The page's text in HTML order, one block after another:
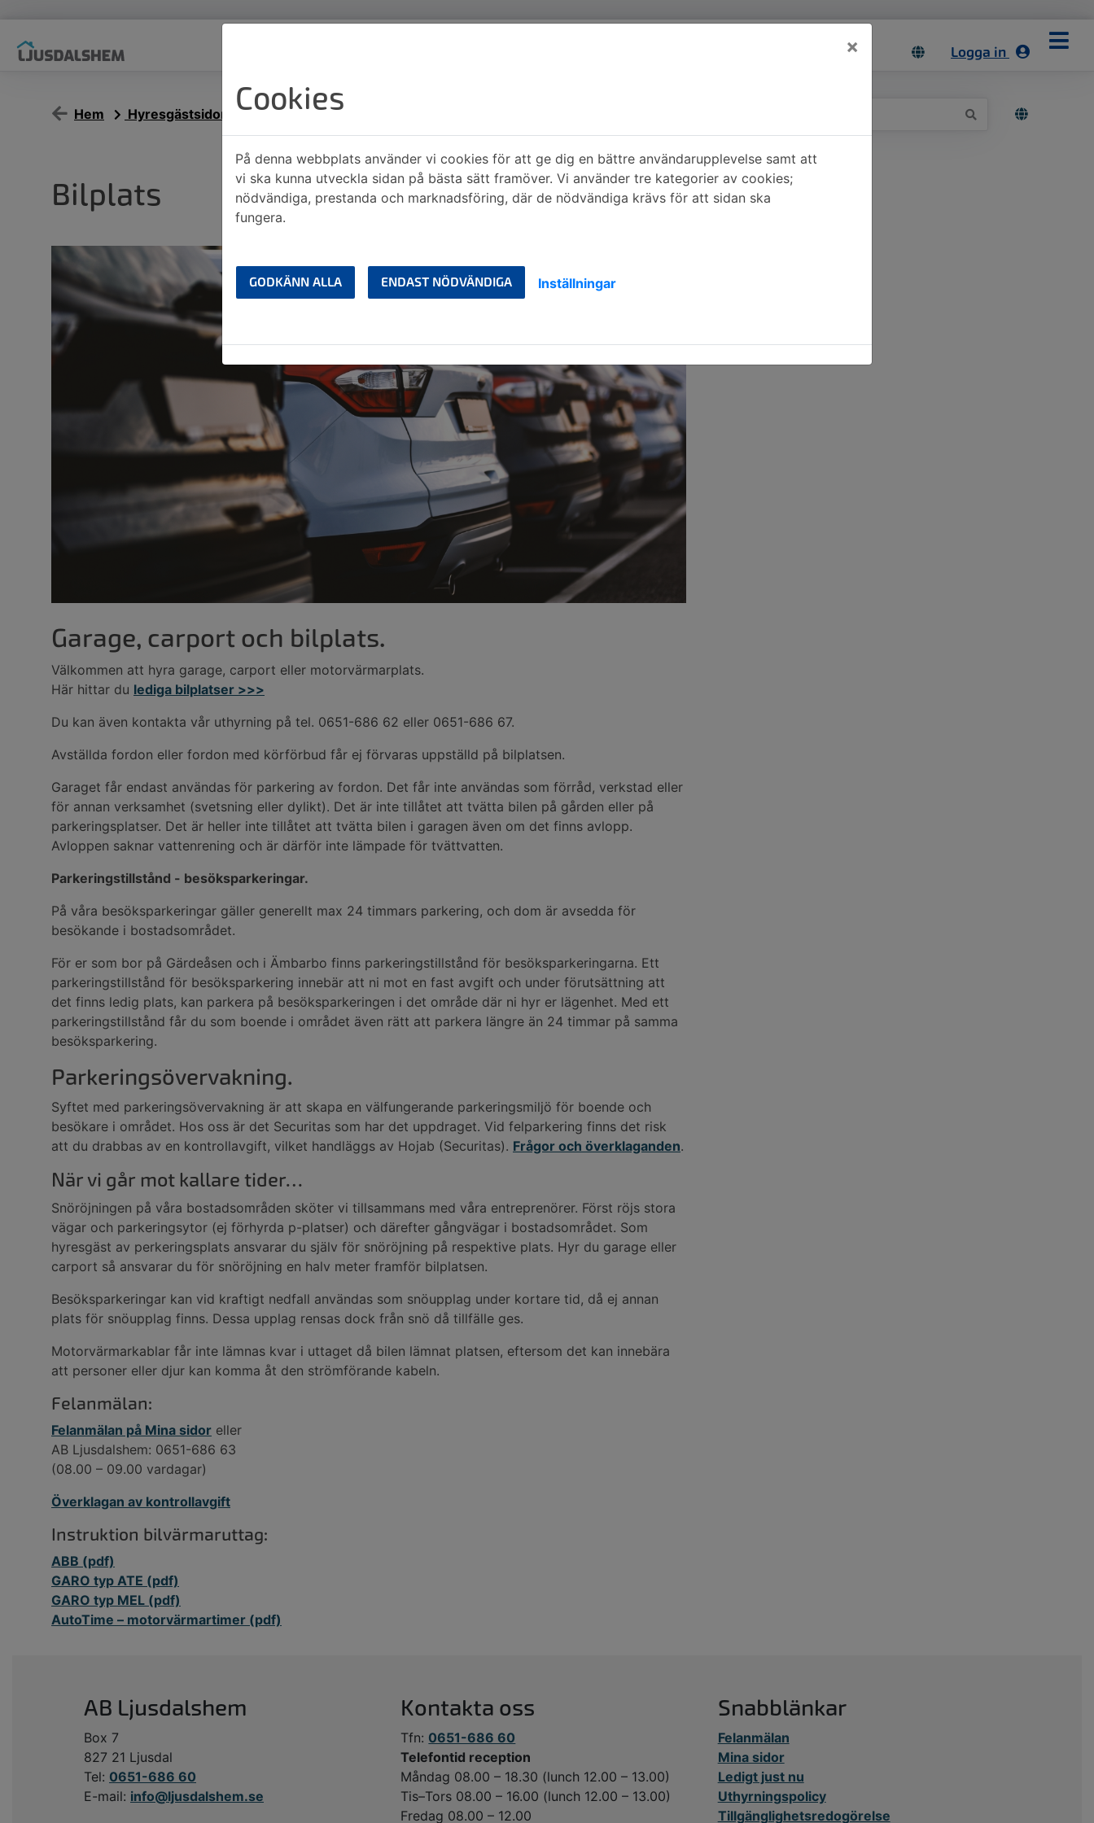
Logga in
Hem Hyresgästsidor Bilplats
Bilplats
Garage, carport och bilplats.
Välkommen att hyra garage, carport eller motorvärmarplats.
Här hittar du lediga bilplatser >>>
Du kan även kontakta vår uthyrning på tel. 0651-686 62 eller 0651-686 67.
Avställda fordon eller fordon med körförbud får ej förvaras uppställd på bilplatsen.
Garaget får endast användas för parkering av fordon. Det får inte användas som förråd, verkstad eller
för annan verksamhet (svetsning eller dylikt). Det är inte tillåtet att tvätta bilen på gården eller på
parkeringsplatser. Det är heller inte tillåtet att tvätta bilen i garagen även om det finns avlopp.
Avloppen saknar vattenrening och är därför inte lämpade för tvättvatten.
Parkeringstillstånd - besöksparkeringar.
På våra besöksparkeringar gäller generellt max 24 timmars parkering, och dom är avsedda för
besökande i bostadsområdet.
För er som bor på Gärdeåsen och i Ämbarbo finns parkeringstillstånd för besöksparkeringarna. Ett
parkeringstillstånd för besöksparkering innebär att ni mot en fast avgift och under förutsättning att
det finns ledig plats, kan parkera på besöksparkeringen i det område där ni hyr er lägenhet. Med ett
parkeringstillstånd får du som boende i området även rätt att parkera längre än 24 timmar på samma
besöksparkering.
Parkeringsövervakning.
Syftet med parkeringsövervakning är att skapa en välfungerande parkeringsmiljö för boende och
besökare i området. Hos oss är det Securitas som har det uppdraget. Vid felparkering finns det risk
att du drabbas av en kontrollavgift, vilket handläggs av Hojab (Securitas). Frågor och överklaganden.
När vi går mot kallare tider…
Snöröjningen på våra bostadsområden sköter vi tillsammans med våra entreprenörer. Först röjs stora
vägar och parkeringsytor (ej förhyrda p-platser) och därefter gångvägar i bostadsområdet. Som
hyresgäst av perkeringsplats ansvarar du själv för snöröjning på respektive plats. Hyr du garage eller
carport så ansvarar du för snöröjning en halv meter framför bilplatsen.
Besöksparkeringar kan vid kraftigt nedfall användas som snöupplag under kortare tid, då ej annan
plats för snöupplag finns. Dessa upplag rensas dock från snö då tillfälle ges.
Motorvärmarkablar får inte lämnas kvar i uttaget då bilen lämnat platsen, eftersom det kan innebära
att personer eller djur kan komma åt den strömförande kabeln.
Felanmälan:
Felanmälan på Mina sidor eller
AB Ljusdalshem: 0651-686 63
(08.00 – 09.00 vardagar)
Överklagan av kontrollavgift
Instruktion bilvärmaruttag:
ABB (pdf)
GARO typ ATE (pdf)
GARO typ MEL (pdf)
AutoTime – motorvärmartimer (pdf)
AB Ljusdalshem
Box 7
827 21 Ljusdal
Tel: 0651-686 60
E-mail: info@ljusdalshem.se
Kontakta oss
Tfn: 0651-686 60
Telefontid reception
Måndag 08.00 – 18.30 (lunch 12.00 – 13.00)
Tis–Tors 08.00 – 16.00 (lunch 12.00 – 13.00)
Fredag 08.00 – 12.00
Snabblänkar
Felanmälan
Mina sidor
Ledigt just nu
Uthyrningspolicy
Tillgänglighetsredogörelse
Cookies
×
På denna webbplats använder vi cookies för att ge dig en bättre användarupplevelse samt att
vi ska kunna utveckla sidan på bästa sätt framöver. Vi använder tre kategorier av cookies;
nödvändiga, prestanda och marknadsföring, där de nödvändiga krävs för att sidan ska
fungera.
GODKÄNN ALLA ENDAST NÖDVÄNDIGA Inställningar